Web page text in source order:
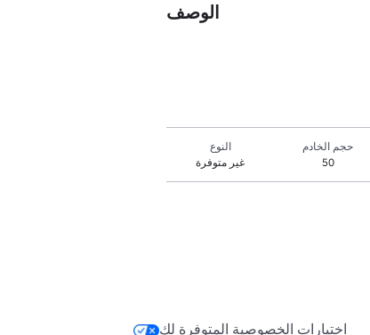
الوصف
حجم الخادم
50
النوع
غير متوفرة
اختيارات الخصوصية المتوفرة لك